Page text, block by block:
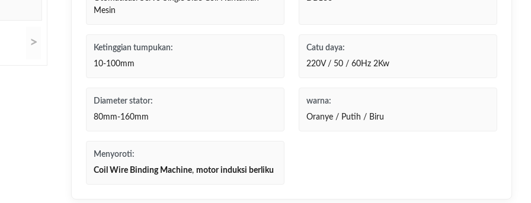
>
Mesin
Ketinggian tumpukan:
10-100mm
Catu daya:
220V / 50 / 60Hz 2Kw
Diameter stator:
80mm-160mm
warna:
Oranye / Putih / Biru
Menyoroti:
Coil Wire Binding Machine, motor induksi berliku